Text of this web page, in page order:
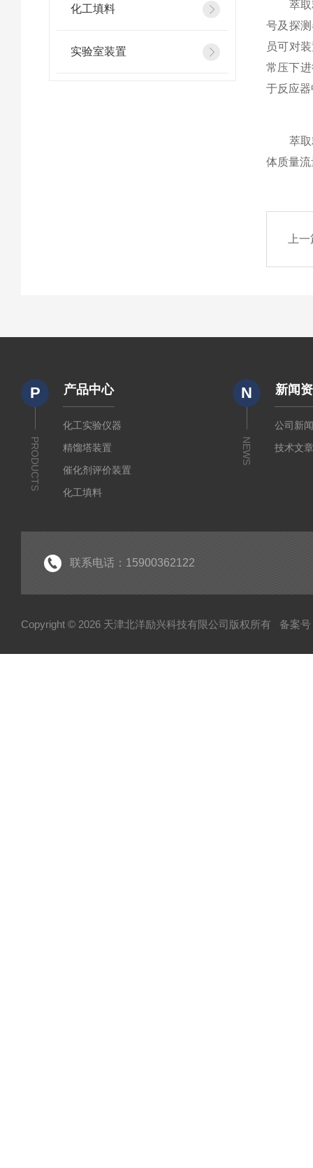
化工填料
实验室装置
萃取精
号及探
员可对
常压下
于反应
萃取精
体质量
上
P
PRODUCTS
产品中心
化工实验仪器
精馏塔装置
催化剂评价装置
化工填料
N
NEWS
新闻
公司新
技术文
联系电话：15900362122
Copyright © 2026 天津北洋励兴科技有限公司版权所有 备案号